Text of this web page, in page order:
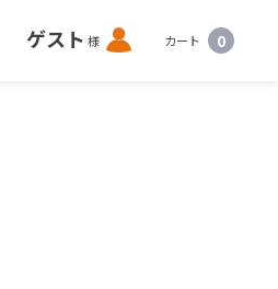
ゲスト 様 ロ
グ
カート 0